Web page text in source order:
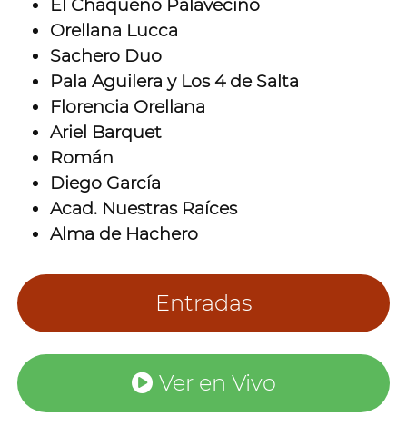
El Chaqueño Palavecino
Orellana Lucca
Sachero Duo
Pala Aguilera y Los 4 de Salta
Florencia Orellana
Ariel Barquet
Román
Diego García
Acad. Nuestras Raíces
Alma de Hachero
Entradas
Ver en Vivo